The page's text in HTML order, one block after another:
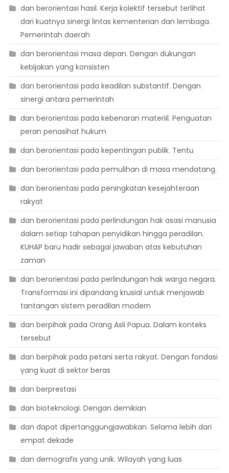
dan berorientasi hasil. Kerja kolektif tersebut terlihat
dari kuatnya sinergi lintas kementerian dan lembaga.
Pemerintah daerah
dan berorientasi masa depan. Dengan dukungan
kebijakan yang konsisten
dan berorientasi pada keadilan substantif. Dengan
sinergi antara pemerintah
dan berorientasi pada kebenaran materiil. Penguatan
peran penasihat hukum
dan berorientasi pada kepentingan publik. Tentu
dan berorientasi pada pemulihan di masa mendatang.
dan berorientasi pada peningkatan kesejahteraan
rakyat
dan berorientasi pada perlindungan hak asasi manusia
dalam setiap tahapan penyidikan hingga peradilan.
KUHAP baru hadir sebagai jawaban atas kebutuhan
zaman
dan berorientasi pada perlindungan hak warga negara.
Transformasi ini dipandang krusial untuk menjawab
tantangan sistem peradilan modern
dan berpihak pada Orang Asli Papua. Dalam konteks
tersebut
dan berpihak pada petani serta rakyat. Dengan fondasi
yang kuat di sektor beras
dan berprestasi
dan bioteknologi. Dengan demikian
dan dapat dipertanggungjawabkan. Selama lebih dari
empat dekade
dan demografis yang unik. Wilayah yang luas